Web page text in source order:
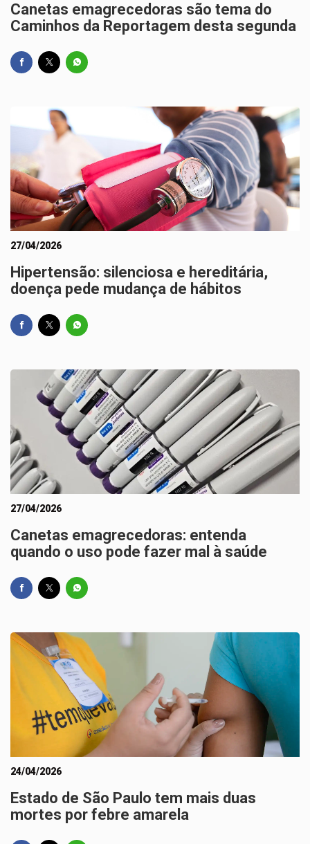
Canetas emagrecedoras são tema do
Caminhos da Reportagem desta segunda
27/04/2026
Hipertensão: silenciosa e hereditária,
doença pede mudança de hábitos
27/04/2026
Canetas emagrecedoras: entenda
quando o uso pode fazer mal à saúde
24/04/2026
Estado de São Paulo tem mais duas
mortes por febre amarela